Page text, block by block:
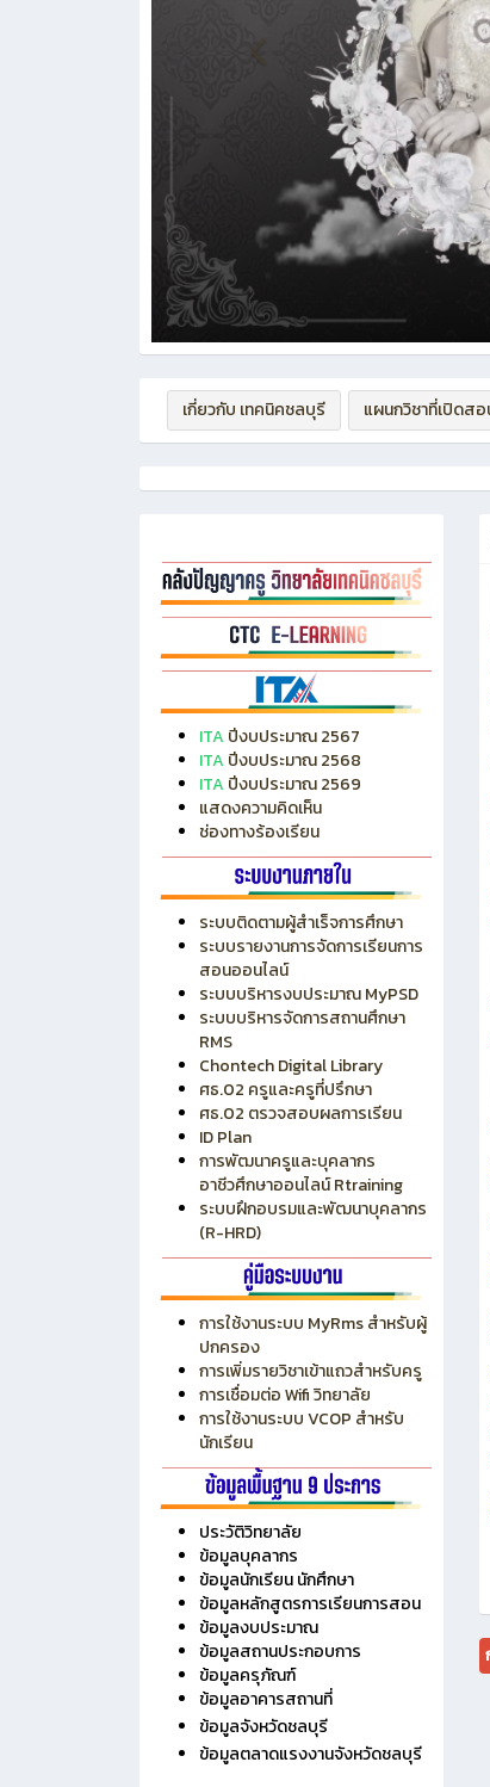
ITAปีงบประมาณ 2567
ITAปีงบประมาณ 2568
ปีงบประมาณ 2569
แสดงความคิดเห็น
ช่องทางร้องเรียน
ระบบติดตามผู้สำเร็จการศึกษา
ระบบรายงานการจัดการเรียนการ
สอนออนไลน์
ระบบบริหารงบประมาณ MyPSD
ระบบบริหารจัดการสถานศึกษา
RMS
Chontech Digital Library
ศธ.02 ครูและครูที่ปรึกษา
ศธ.02 ตรวจสอบผลการเรียน
ID Plan
การพัฒนาครูและบุคลากร
อาชีวศึกษาออนไลน์ Rtraining
ระบบฝึกอบรมและพัฒนาบุคลากร
(R-HRD)
การใช้งานระบบ MyRms สำหรับผู้
ปกครอง
การเพิ่มรายวิชาเข้าแถวสำหรับครู
การเชื่อมต่อ Wifi วิทยาลัย
การใช้งานระบบ VCOP สำหรับ
นักเรียน
ประวัติวิทยาลัย
ข้อมูลบุคลากร
ข้อมูลนักเรียน นักศึกษา
ข้อมูลหลักสูตรการเรียนการสอน
ข้อมูลงบประมาณ
ข้อมูลสถานประกอบการ